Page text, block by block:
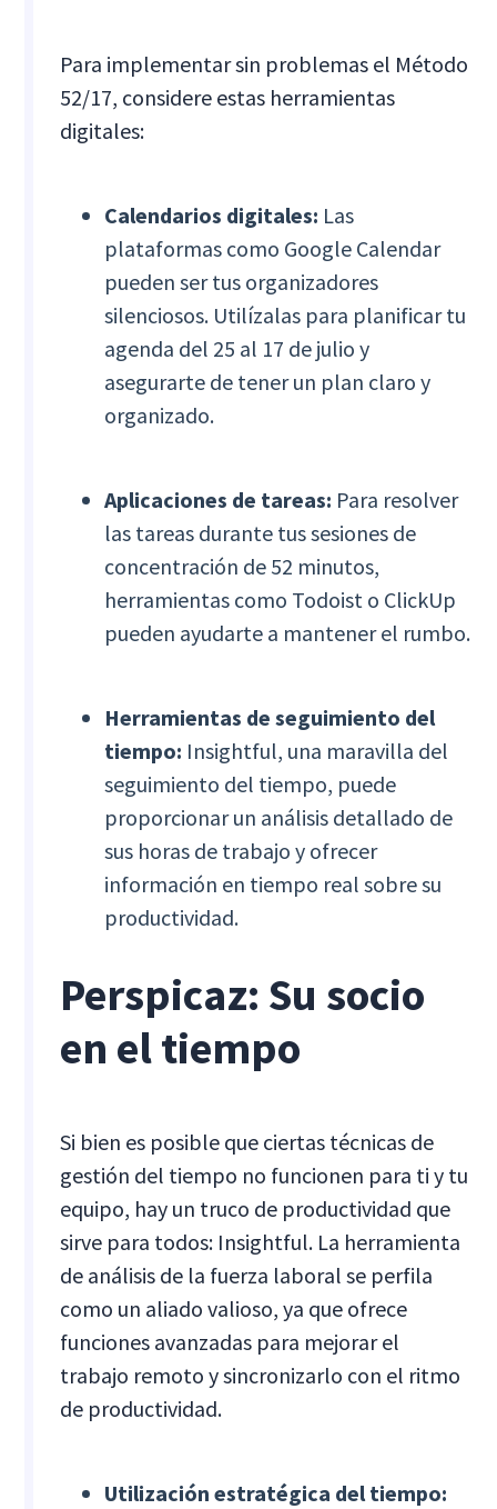
Para implementar sin problemas el Método
52/17, considere estas herramientas
digitales:
Calendarios digitales: Las
plataformas como Google Calendar
pueden ser tus organizadores
silenciosos. Utilízalas para planificar tu
agenda del 25 al 17 de julio y
asegurarte de tener un plan claro y
organizado.
Aplicaciones de tareas: Para resolver
las tareas durante tus sesiones de
concentración de 52 minutos,
herramientas como Todoist o ClickUp
pueden ayudarte a mantener el rumbo.
Herramientas de seguimiento del
tiempo: Insightful, una maravilla del
seguimiento del tiempo, puede
proporcionar un análisis detallado de
sus horas de trabajo y ofrecer
información en tiempo real sobre su
productividad.
Perspicaz: Su socio
en el tiempo
Si bien es posible que ciertas técnicas de
gestión del tiempo no funcionen para ti y tu
equipo, hay un truco de productividad que
sirve para todos: Insightful. La herramienta
de análisis de la fuerza laboral se perfila
como un aliado valioso, ya que ofrece
funciones avanzadas para mejorar el
trabajo remoto y sincronizarlo con el ritmo
de productividad.
Utilización estratégica del tiempo: